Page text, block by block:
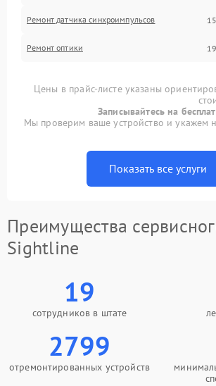
Ремонт датчика синхроимпульсов
Ремонт оптики
Цены в прайс-листе указаны
Записывайтесь на
Мы проверим ваше устройство и укажем
Показать все услуги
Преимущества
Sightline
19
сотрудников в штате
2799
отремонтированных устройств